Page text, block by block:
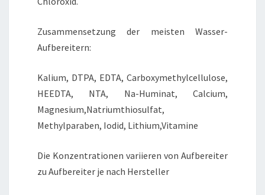
Zusammensetzung der meisten Wasser-
Aufbereitern:
Kalium, DTPA, EDTA, Carboxymethylcellulose,
HEEDTA, NTA, Na-Huminat, Calcium,
Magnesium,Natriumthiosulfat,
Methylparaben, Iodid, Lithium,Vitamine
Die Konzentrationen variieren von Aufbereiter
zu Aufbereiter je nach Hersteller